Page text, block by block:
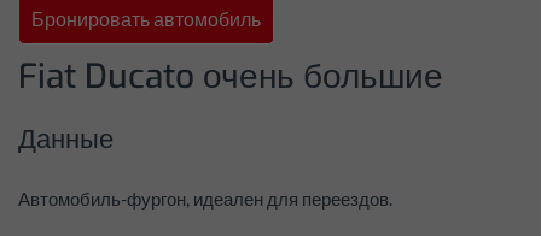
Бронировать автомобиль
Fiat Ducato очень большие
Данные
Автомобиль-фургон, идеален для переездов.